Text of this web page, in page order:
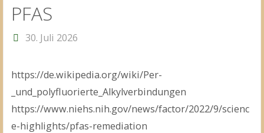
PFAS
30. Juli 2026
https://de.wikipedia.org/wiki/Per-
_und_polyfluorierte_Alkylverbindungen
https://www.niehs.nih.gov/news/factor/2022/9/scienc
e-highlights/pfas-remediation